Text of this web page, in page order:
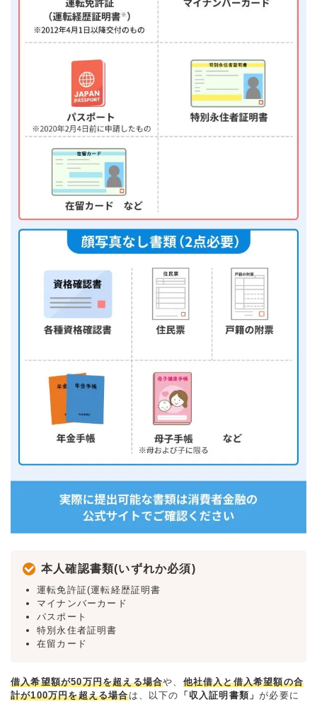
本人確認書類(いずれか必須)
運転免許証(運転経歴証明書
マイナンバーカード
パスポート
特別永住者証明書
在留カード
借入希望額が50万円を超える場合や、 他社借入と借入希望額の合
計が100万円を超える場合は、以下の 「収入証明書類」が必要に